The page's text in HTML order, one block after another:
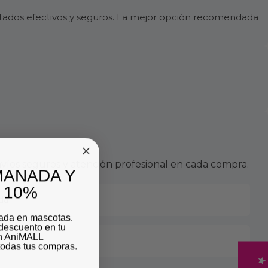
efectivos y seguros. La mejor opción recomendada
seguros y atención profesional en cada compra.
Y
10%
en mascotas.
en tu
AniMALL
tus compras.